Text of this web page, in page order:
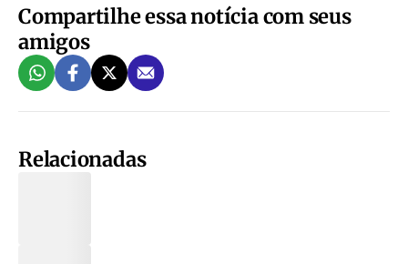
Compartilhe essa notícia com seus
amigos
Relacionadas